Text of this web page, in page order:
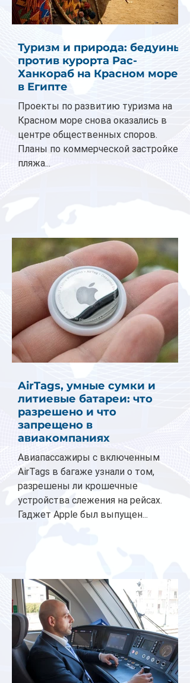
Туризм и природа: бедуины
против курорта Рас-
Ханкораб на Красном море
в Египте
Проекты по развитию туризма на
Красном море снова оказались в
центре общественных споров.
Планы по коммерческой застройке
пляжа...
AirTags, умные сумки и
литиевые батареи: что
разрешено и что
запрещено в
авиакомпаниях
Авиапассажиры с включенным
AirTags в багаже узнали о том,
разрешены ли крошечные
устройства слежения на рейсах.
Гаджет Apple был выпущен...